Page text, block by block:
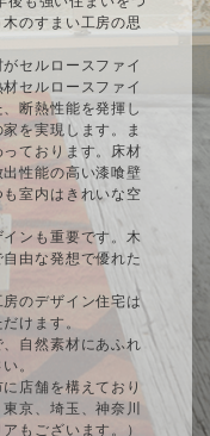
のすまい工房の思
セルロースファイ
セルロースファイ
断熱性能を発揮し
を実現します。ま
ております。床材
性能の高い漆喰壁
室内はきれいな空
ンも重要です。木
由な発想で優れた
のデザイン住宅は
けます。
自然素材にあふれ
。
店舗を構えており
京、埼玉、神奈川
もございます。）